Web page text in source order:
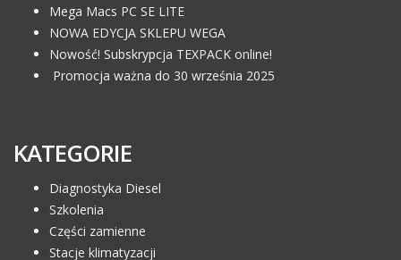
Mega Macs PC SE LITE
NOWA EDYCJA SKLEPU WEGA
Nowość! Subskrypcja TEXPACK online!
Promocja ważna do 30 września 2025
KATEGORIE
Diagnostyka Diesel
Szkolenia
Części zamienne
Stacje klimatyzacji